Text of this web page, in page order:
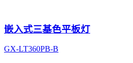
嵌入式三基色平板灯
GX-LT360PB-B